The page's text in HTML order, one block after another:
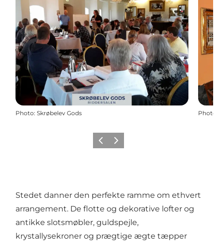
Photo: Skrøbelev Gods Photo
Previous
Next
Stedet danner den perfekte ramme om ethvert
arrangement. De flotte og dekorative lofter og
antikke slotsmøbler, guldspejle,
krystallysekroner og prægtige ægte tæpper